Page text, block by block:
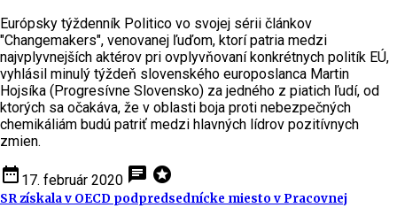
Európsky týždenník Politico vo svojej sérii článkov
"Changemakers", venovanej ľuďom, ktorí patria medzi
najvplyvnejších aktérov pri ovplyvňovaní konkrétnych politík EÚ,
vyhlásil minulý týždeň slovenského europoslanca Martin
Hojsíka (Progresívne Slovensko) za jedného z piatich ľudí, od
ktorých sa očakáva, že v oblasti boja proti nebezpečných
chemikáliám budú patriť medzi hlavných lídrov pozitívnych
zmien.
date_range 17. február 2020 chat stars
SR získala v OECD podpredsednícke miesto v Pracovnej